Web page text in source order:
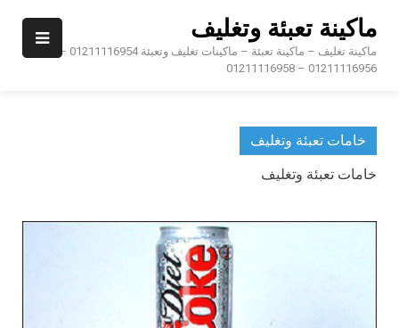
content
ماكينة تعبئة وتغليف
ماكينة تغليف – ماكينة تعبئة – ماكينات تغليف وتعبئة 01211116954 –
01211116956 – 01211116958
خامات تعبئة وتغليف
خامات تعبئة وتغليف